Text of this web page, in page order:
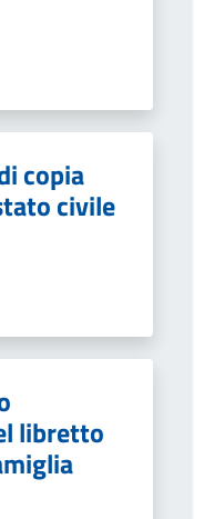
copia
civile
libretto